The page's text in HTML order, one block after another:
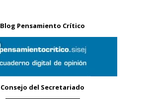
Blog Pensamiento Crítico
Consejo del Secretariado